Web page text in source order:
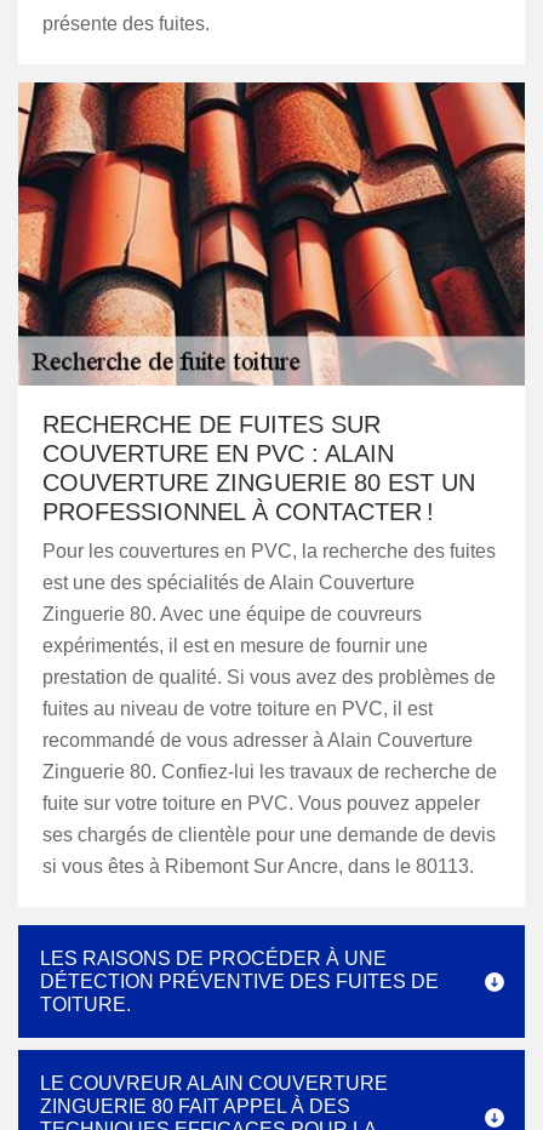
présente des fuites.
RECHERCHE DE FUITES SUR
COUVERTURE EN PVC : ALAIN
COUVERTURE ZINGUERIE 80 EST UN
PROFESSIONNEL À CONTACTER !
Pour les couvertures en PVC, la recherche des fuites
est une des spécialités de Alain Couverture
Zinguerie 80. Avec une équipe de couvreurs
expérimentés, il est en mesure de fournir une
prestation de qualité. Si vous avez des problèmes de
fuites au niveau de votre toiture en PVC, il est
recommandé de vous adresser à Alain Couverture
Zinguerie 80. Confiez-lui les travaux de recherche de
fuite sur votre toiture en PVC. Vous pouvez appeler
ses chargés de clientèle pour une demande de devis
si vous êtes à Ribemont Sur Ancre, dans le 80113.
LES RAISONS DE PROCÉDER À UNE
DÉTECTION PRÉVENTIVE DES FUITES DE
TOITURE.
LE COUVREUR ALAIN COUVERTURE
ZINGUERIE 80 FAIT APPEL À DES